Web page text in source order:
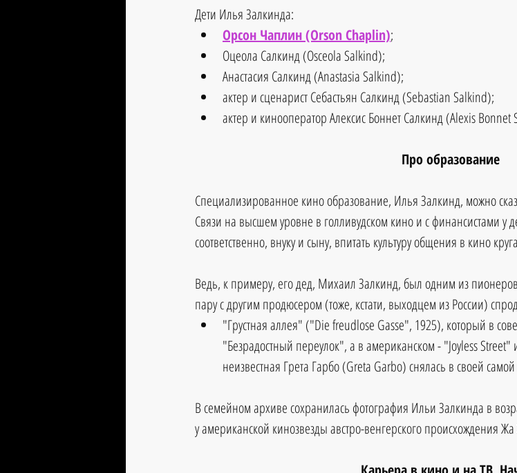
Дети Илья Залкинда:
Орсон Чаплин (Orson Chaplin);
Оцеола Салкинд (Osceola Salkind);
Анастасия Салкинд (Anastasia Salkind);
актер и сценарист Себастьян Салкинд (Sebastian Salkind);
актер и кинооператор Алексис Боннет Салкинд (Alexis Bonnet
Про образование
Специализированное кино образование, Илья Залкинд, можно
Связи на высшем уровне в голливудском кино и с финансистами у
соответственно, внуку и сыну, впитать культуру общения в кино
Ведь, к примеру, его дед, Михаил Залкинд, был одним из
пару с другим продюсером (тоже, кстати, выходцем из России)
"Грустная аллея" ("Die freudlose Gasse", 1925), который в
"Безрадостный переулок", а в американском - "Joyless Street"
неизвестная Грета Гарбо (Greta Garbo) снялась в своей
В семейном архиве сохранилась фотография Ильи Залкинда в
у американской кинозвезды австро-венгерского происхождения